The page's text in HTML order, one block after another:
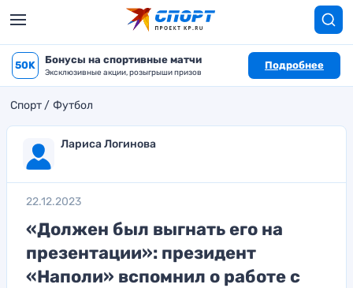
50K Бонусы на спортивные матчи
Эксклюзивные акции, розыгрыши призов
Подробнее
Спорт Футбол
Лариса Логинова
22.12.2023
«Должен был выгнать его на
презентации»: президент
«Наполи» вспомнил о работе с